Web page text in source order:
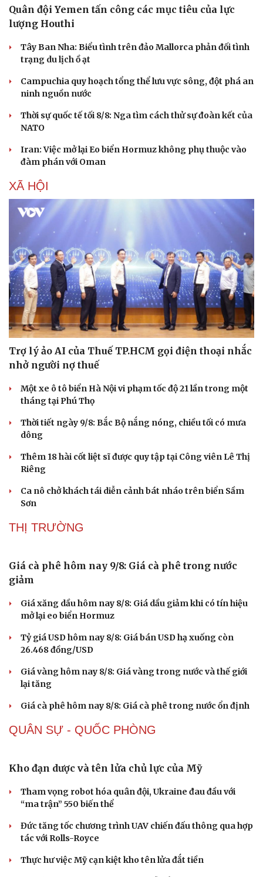
Doanh nghiệp
Thông tin doanh nghiệp
Doanh nghiệp 24h
Doanh nhân
Công nghệ
Tin Công nghệ
Sức khỏe
Cây thuốc
Nam khoa
Phòng mạch online
Ăn sạch sống khỏe
Đời sống
Blog
Quân đội Yemen tấn công các mục tiêu của lực
lượng Houthi
Tây Ban Nha: Biểu tình trên đảo Mallorca phản đối tình
trạng du lịch ồ ạt
Campuchia quy hoạch tổng thể lưu vực sông, đột phá an
ninh nguồn nước
Thời sự quốc tế tối 8/8: Nga tìm cách thử sự đoàn kết của
NATO
Iran: Việc mở lại Eo biển Hormuz không phụ thuộc vào
đàm phán với Oman
XÃ HỘI
Trợ lý ảo AI của Thuế TP.HCM gọi điện thoại nhắc
nhở người nợ thuế
Một xe ô tô biển Hà Nội vi phạm tốc độ 21 lần trong một
tháng tại Phú Thọ
Thời tiết ngày 9/8: Bắc Bộ nắng nóng, chiều tối có mưa
dông
Thêm 18 hài cốt liệt sĩ được quy tập tại Công viên Lê Thị
Riêng
Ca nô chở khách tái diễn cảnh bát nháo trên biển Sầm
Sơn
THỊ TRƯỜNG
Giá cà phê hôm nay 9/8: Giá cà phê trong nước
giảm
Giá xăng dầu hôm nay 8/8: Giá dầu giảm khi có tín hiệu
Tỷ giá USD hôm nay 8/8: Giá bán USD hạ xuống còn
26.468 đồng/USD
Giá vàng hôm nay 8/8: Giá vàng trong nước và thế giới
lại tăng
Giá cà phê hôm nay 8/8: Giá cà phê trong nước ổn định
QUÂN SỰ - QUỐC PHÒNG